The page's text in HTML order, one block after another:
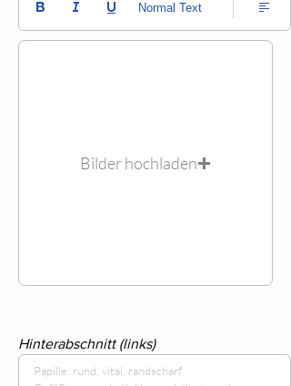
Normal Text
Bilder hochladen
Hinterabschnitt (links)
Papille: rund, vital, randscharf